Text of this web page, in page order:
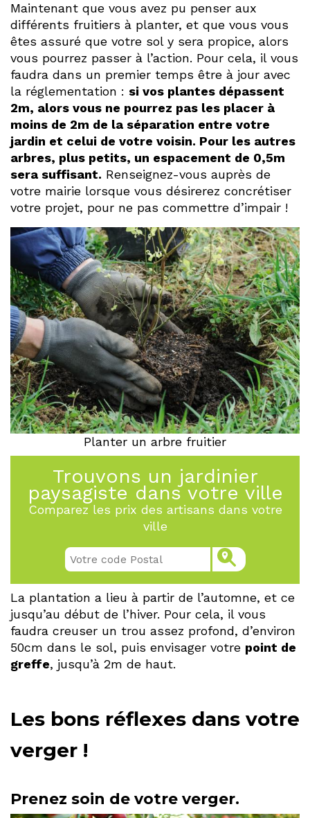
Maintenant que vous avez pu penser aux
différents fruitiers à planter, et que vous vous
êtes assuré que votre sol y sera propice, alors
vous pourrez passer à l’action. Pour cela, il vous
faudra dans un premier temps être à jour avec
la réglementation : si vos plantes dépassent
2m, alors vous ne pourrez pas les placer à
moins de 2m de la séparation entre votre
jardin et celui de votre voisin. Pour les autres
arbres, plus petits, un espacement de 0,5m
sera suffisant. Renseignez-vous auprès de
votre mairie lorsque vous désirerez concrétiser
votre projet, pour ne pas commettre d’impair !
Planter un arbre fruitier
Trouvons un jardinier
paysagiste dans votre ville
Comparez les prix des artisans dans votre
ville
La plantation a lieu à partir de l’automne, et ce
jusqu’au début de l’hiver. Pour cela, il vous
faudra creuser un trou assez profond, d’environ
50cm dans le sol, puis envisager votre point de
greffe, jusqu’à 2m de haut.
Les bons réflexes dans votre
verger !
Prenez soin de votre verger.